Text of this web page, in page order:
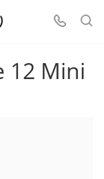
12 Mini